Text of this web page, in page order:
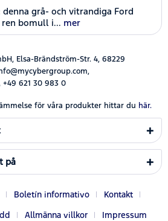
grå- och vitrandiga Ford
bomull i... mer
Elsa-Brändström-Str. 4, 68229
621 30 983 0
för våra produkter hittar du här.
på
Boletín informativo
Kontakt
Allmänna villkor Impressum